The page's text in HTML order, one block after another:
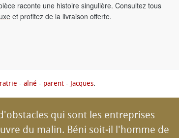
raconte une histoire singulière. Consultez tous
et profitez de la livraison offerte.
- aîné - parent - Jacques.
qui sont les entreprises
du malin. Béni soit-il l'homme de